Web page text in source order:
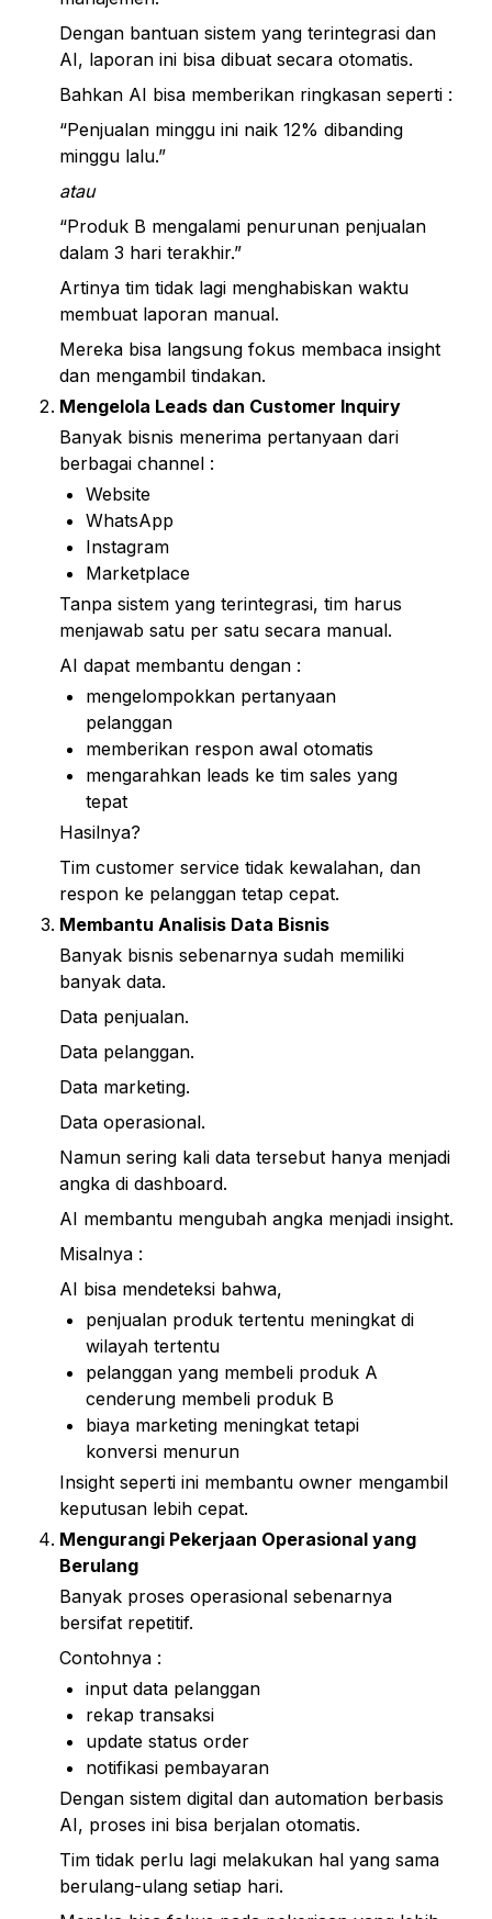
Dengan bantuan sistem yang terintegrasi dan
AI, laporan ini bisa dibuat secara otomatis.
Bahkan AI bisa memberikan ringkasan seperti :
“Penjualan minggu ini naik 12% dibanding
minggu lalu.”
atau
“Produk B mengalami penurunan penjualan
dalam 3 hari terakhir.”
Artinya tim tidak lagi menghabiskan waktu
membuat laporan manual.
Mereka bisa langsung fokus membaca insight
dan mengambil tindakan.
Mengelola Leads dan Customer Inquiry
Banyak bisnis menerima pertanyaan dari
berbagai channel :
Website
WhatsApp
Instagram
Marketplace
Tanpa sistem yang terintegrasi, tim harus
menjawab satu per satu secara manual.
AI dapat membantu dengan :
mengelompokkan pertanyaan
pelanggan
memberikan respon awal otomatis
mengarahkan leads ke tim sales yang
tepat
Hasilnya?
Tim customer service tidak kewalahan, dan
respon ke pelanggan tetap cepat.
Membantu Analisis Data Bisnis
Banyak bisnis sebenarnya sudah memiliki
banyak data.
Data penjualan.
Data pelanggan.
Data marketing.
Data operasional.
Namun sering kali data tersebut hanya menjadi
angka di dashboard.
AI membantu mengubah angka menjadi insight.
Misalnya :
AI bisa mendeteksi bahwa,
penjualan produk tertentu meningkat di
wilayah tertentu
pelanggan yang membeli produk A
cenderung membeli produk B
biaya marketing meningkat tetapi
konversi menurun
Insight seperti ini membantu owner mengambil
keputusan lebih cepat.
Mengurangi Pekerjaan Operasional yang
Berulang
Banyak proses operasional sebenarnya
bersifat repetitif.
Contohnya :
input data pelanggan
rekap transaksi
update status order
notifikasi pembayaran
Dengan sistem digital dan automation berbasis
AI, proses ini bisa berjalan otomatis.
Tim tidak perlu lagi melakukan hal yang sama
berulang-ulang setiap hari.